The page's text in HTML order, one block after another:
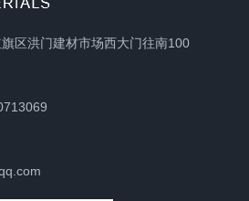
区洪门建材市场西大门往南100